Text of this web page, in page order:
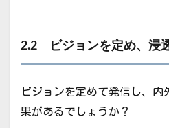
2.2 ビジョンを定め、浸
ビジョンを定めて発信し、
果があるでしょうか？